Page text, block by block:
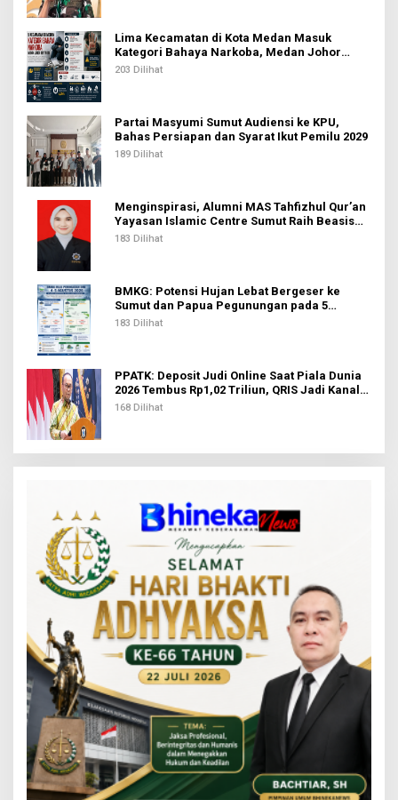
Lima Kecamatan di Kota Medan Masuk
Kategori Bahaya Narkoba, Medan Johor
Tertinggi
203 Dilihat
Partai Masyumi Sumut Audiensi ke KPU,
Bahas Persiapan dan Syarat Ikut Pemilu 2029
189 Dilihat
Menginspirasi, Alumni MAS Tahfizhul Qur’an
Yayasan Islamic Centre Sumut Raih Beasiswa
BIB Kemenag
183 Dilihat
BMKG: Potensi Hujan Lebat Bergeser ke
Sumut dan Papua Pegunungan pada 5
Agustus
183 Dilihat
PPATK: Deposit Judi Online Saat Piala Dunia
2026 Tembus Rp1,02 Triliun, QRIS Jadi Kanal
Terbanyak
168 Dilihat